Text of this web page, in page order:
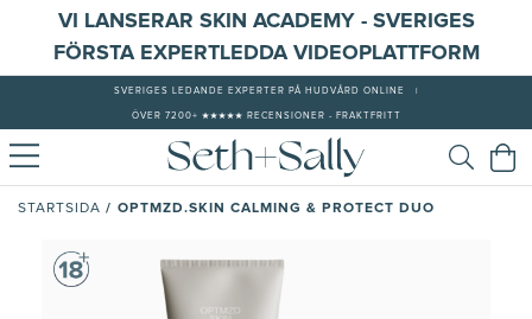
VI LANSERAR SKIN ACADEMY - SVERIGES
FÖRSTA EXPERTLEDDA VIDEOPLATTFORM
SVERIGES LEDANDE EXPERTER PÅ HUDVÅRD ONLINE
ÖVER 7200+ ★★★★★ RECENSIONER - FRAKTFRITT
STARTSIDA / OPTMZD.SKIN CALMING & PROTECT DUO